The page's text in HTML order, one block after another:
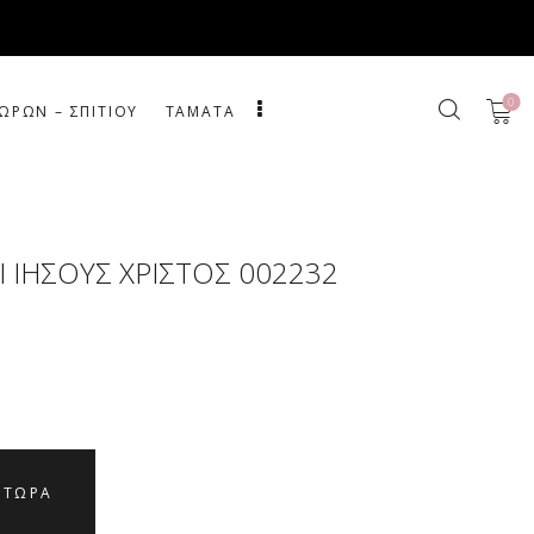
– ΣΠΙΤΙΟΥ ΤΑΜΑΤΑ 0
ΙΗΣΟΥΣ ΧΡΙΣΤΟΣ 002232